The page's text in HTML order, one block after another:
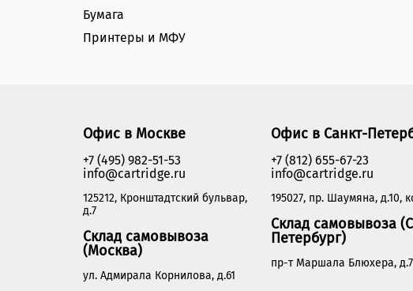
Бумага
Принтеры и МФУ
Офис в Москве
+7 (495) 982-51-53
info@cartridge.ru
125212, Кронштадтский бульвар,
д.7
Склад самовывоза
(Москва)
ул. Адмирала Корнилова, д.61
Офис в Санкт-
+7 (812) 655-67-23
info@cartridge.ru
195027, пр. Шаумяна, д.10,
Склад самовывоза
Петербург)
пр-т Маршала Блюхера,